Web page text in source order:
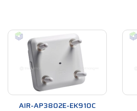
AIR-AP3802E-EK910C